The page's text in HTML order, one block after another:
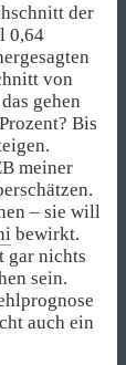
der
0,64
von
gehen
Bis
meiner
– sie will
bewirkt.
gar nichts
sein.
auch ein